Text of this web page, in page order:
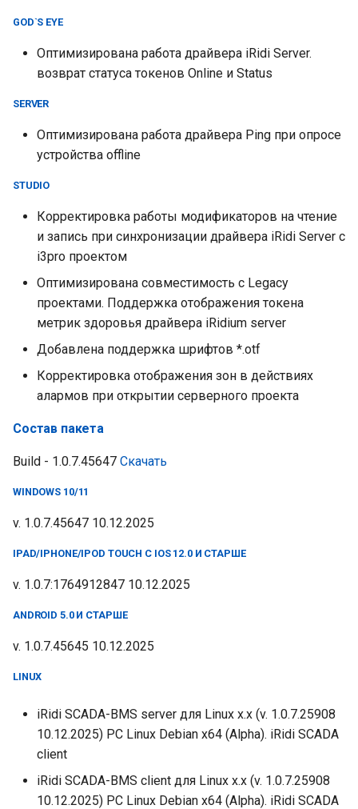
GOD`S EYE
Оптимизирована работа драйвера iRidi Server.
возврат статуса токенов Online и Status
SERVER
Оптимизирована работа драйвера Ping при опросе
устройства offline
STUDIO
Корректировка работы модификаторов на чтение
и запись при синхронизации драйвера iRidi Server с
i3pro проектом
Оптимизирована совместимость с Legacy
проектами. Поддержка отображения токена
метрик здоровья драйвера iRidium server
Добавлена поддержка шрифтов *.otf
Корректировка отображения зон в действиях
алармов при открытии серверного проекта
Состав пакета
Build - 1.0.7.45647 Скачать
WINDOWS 10/11
v. 1.0.7.45647 10.12.2025
IPAD/IPHONE/IPOD TOUCH C IOS 12.0 И СТАРШЕ
v. 1.0.7:1764912847 10.12.2025
ANDROID 5.0 И СТАРШЕ
v. 1.0.7.45645 10.12.2025
LINUX
iRidi SCADA-BMS server для Linux x.x (v. 1.0.7.25908
10.12.2025) PC Linux Debian x64 (Alpha). iRidi SCADA
client
iRidi SCADA-BMS client для Linux x.x (v. 1.0.7.25908
10.12.2025) PC Linux Debian x64 (Alpha). iRidi SCADA